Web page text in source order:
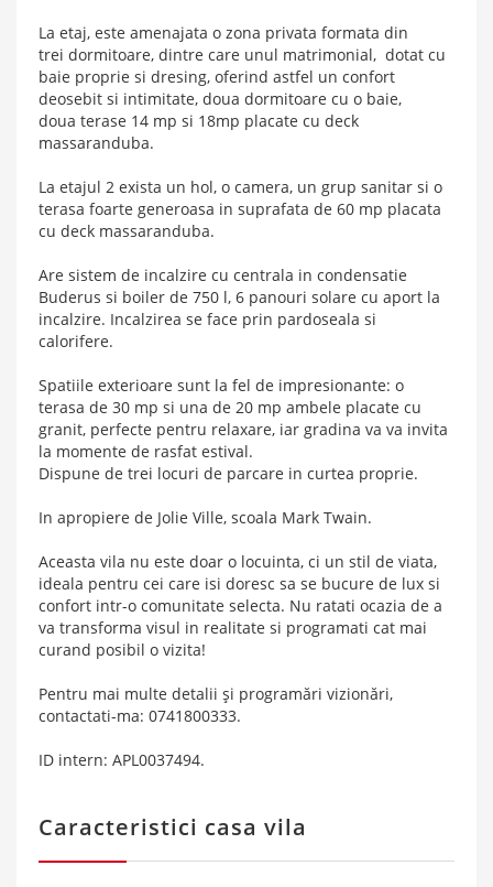
La etaj, este amenajata o zona privata formata din
trei dormitoare, dintre care unul matrimonial, dotat cu
baie proprie si dresing, oferind astfel un confort
deosebit si intimitate, doua dormitoare cu o baie,
doua terase 14 mp si 18mp placate cu deck
massaranduba.
La etajul 2 exista un hol, o camera, un grup sanitar si o
terasa foarte generoasa in suprafata de 60 mp placata
cu deck massaranduba.
Are sistem de incalzire cu centrala in condensatie
Buderus si boiler de 750 l, 6 panouri solare cu aport la
incalzire. Incalzirea se face prin pardoseala si
calorifere.
Spatiile exterioare sunt la fel de impresionante: o
terasa de 30 mp si una de 20 mp ambele placate cu
granit, perfecte pentru relaxare, iar gradina va va invita
la momente de rasfat estival.
Dispune de trei locuri de parcare in curtea proprie.
In apropiere de Jolie Ville, scoala Mark Twain.
Aceasta vila nu este doar o locuinta, ci un stil de viata,
ideala pentru cei care isi doresc sa se bucure de lux si
confort intr-o comunitate selecta. Nu ratati ocazia de a
va transforma visul in realitate si programati cat mai
curand posibil o vizita!
Pentru mai multe detalii și programări vizionări,
contactati-ma: 0741800333.
ID intern: APL0037494.
Caracteristici casa vila